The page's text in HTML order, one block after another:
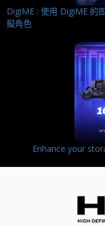
DigiME : 使用 DigiME 的
擬角色
Enhance your